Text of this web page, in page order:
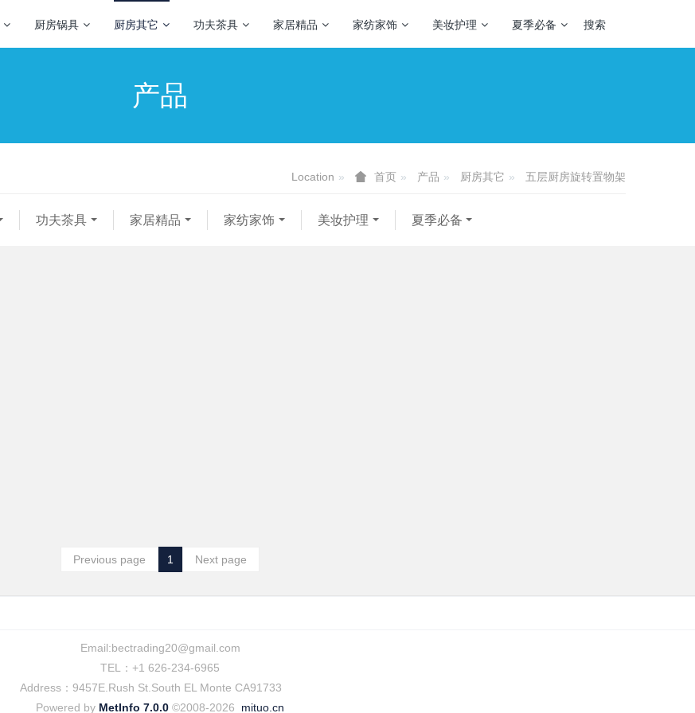
厨房锅具 厨房其它 功夫茶具 家居精品 家纺家饰 美妆护理 夏季必备 搜索
产品
Location 首页 产品 厨房其它 五层厨房旋转置物架
功夫茶具 家居精品 家纺家饰 美妆护理 夏季必备
Previous page 1 Next page
Email:bectrading20@gmail.com
TEL：+1 626-234-6965
Address：9457E.Rush St.South EL Monte CA91733
Powered by MetInfo 7.0.0 ©2008-2026 mituo.cn